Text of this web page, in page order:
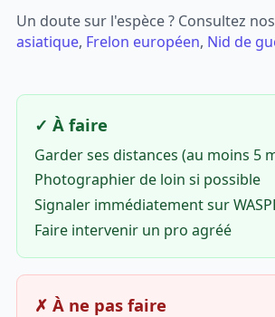
Un doute sur l'espèce ? Consultez
asiatique, Frelon européen, Nid de
✓ À faire
Garder ses distances (au moins 5
Photographier de loin si possible
Signaler immédiatement sur
Faire intervenir un pro agréé
✗ À ne pas faire